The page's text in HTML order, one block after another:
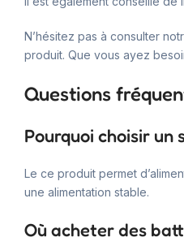
N’hésitez pas à consulter
produit. Que vous ayez
Questions
Pourquoi choisir un
Le ce produit permet
une alimentation stable.
Où acheter des